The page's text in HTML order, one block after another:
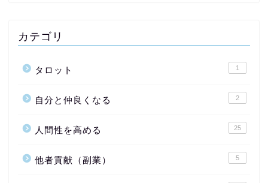
カテゴリ
タロット 1
自分と仲良くなる 2
人間性を高める 25
他者貢献（副業） 5